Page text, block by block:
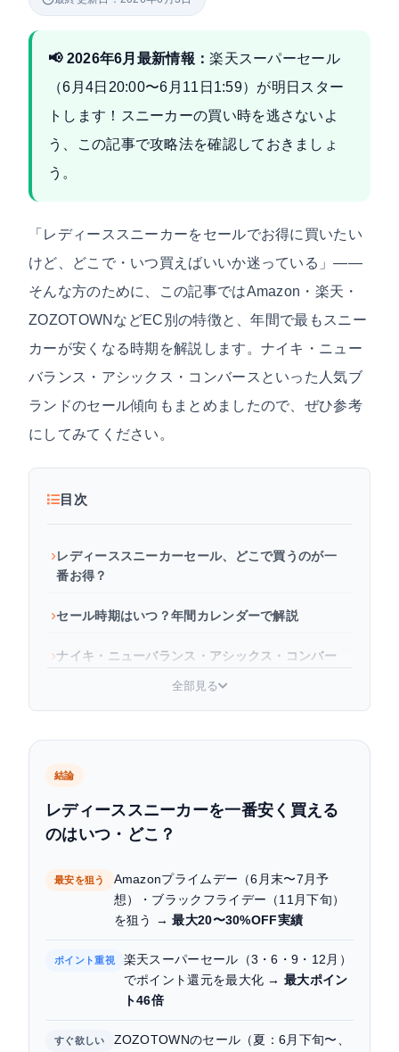
📢 2026年6月最新情報：楽天スーパーセール
（6月4日20:00〜6月11日1:59）が明日スター
トします！スニーカーの買い時を逃さないよ
う、この記事で攻略法を確認しておきましょ
う。
「レディーススニーカーをセールでお得に買いたい
けど、どこで・いつ買えばいいか迷っている」——
そんな方のために、この記事ではAmazon・楽天・
ZOZOTOWNなどEC別の特徴と、年間で最もスニー
カーが安くなる時期を解説します。ナイキ・ニュー
バランス・アシックス・コンバースといった人気ブ
ランドのセール傾向もまとめましたので、ぜひ参考
にしてみてください。
目次
レディーススニーカーセール、どこで買うのが一
番お得？
セール時期はいつ？年間カレンダーで解説
ナイキ・ニューバランス・アシックス・コンバー
プライシーでレディーススニーカーの値下がりを
まとめ：EC別お得度比較表
よくある質問
全部見る
結論
レディーススニーカーを一番安く買える
のはいつ・どこ？
最安を狙う
Amazonプライムデー（6月末〜7月予
想）・ブラックフライデー（11月下旬）
を狙う →最大20〜30%OFF実績
ポイント重視
楽天スーパーセール（3・6・9・12月）
でポイント還元を最大化 →最大ポイン
ト46倍
すぐ欲しい
ZOZOTOWNのセール（夏：6月下旬〜、